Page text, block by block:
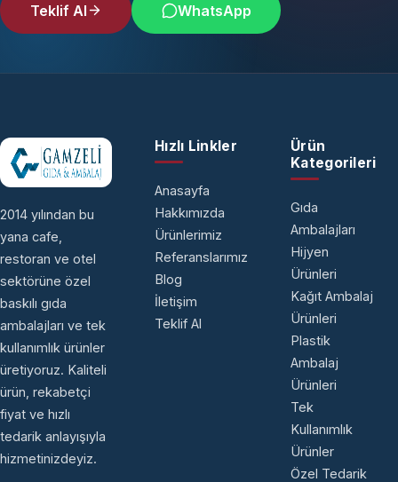
Teklif Al WhatsApp
2014 yılından bu
yana cafe,
restoran ve otel
sektörüne özel
baskılı gıda
ambalajları ve tek
kullanımlık ürünler
üretiyoruz. Kaliteli
ürün, rekabetçi
fiyat ve hızlı
tedarik anlayışıyla
hizmetinizdeyiz.
Hızlı Linkler
Anasayfa
Hakkımızda
Ürünlerimiz
Referanslarımız
Blog
İletişim
Teklif Al
Ürün
Kategorileri
Gıda
Ambalajları
Hijyen
Ürünleri
Kağıt Ambalaj
Ürünleri
Plastik
Ambalaj
Ürünleri
Tek
Kullanımlık
Ürünler
Özel Tedarik